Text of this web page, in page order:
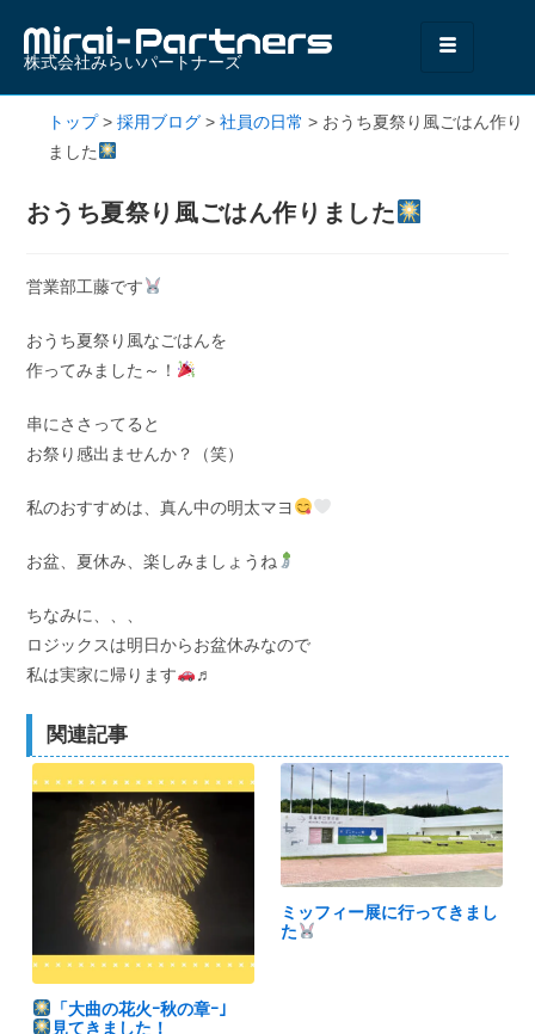
株式会社みらいパートナーズ
トップ> 採用ブログ > 社員の日常 > おうち夏祭り風ごはん作り
ました
おうち夏祭り風ごはん作りました
営業部工藤です
おうち夏祭り風なごはんを
作ってみました～！
串にささってると
お祭り感出ませんか？（笑）
私のおすすめは、真ん中の明太マヨ
お盆、夏休み、楽しみましょうね
ちなみに、、、
ロジックスは明日からお盆休みなので
私は実家に帰ります
♬
関連記事
「大曲の花火ｰ秋の章ｰ」
見てきました！
ミッフィー展に行ってきまし
た